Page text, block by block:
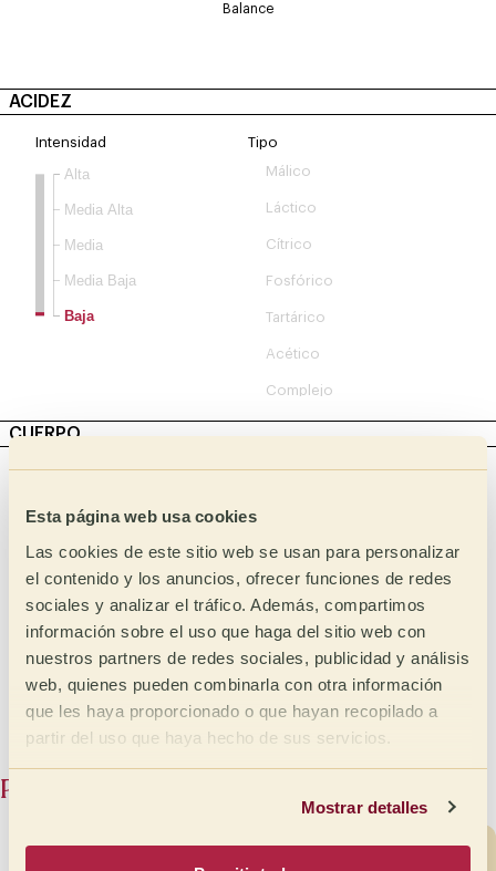
Esta página web usa cookies
Las cookies de este sitio web se usan para personalizar
el contenido y los anuncios, ofrecer funciones de redes
sociales y analizar el tráfico. Además, compartimos
información sobre el uso que haga del sitio web con
nuestros partners de redes sociales, publicidad y análisis
web, quienes pueden combinarla con otra información
que les haya proporcionado o que hayan recopilado a
partir del uso que haya hecho de sus servicios.
Mostrar detalles
Balance
ACIDEZ
Intensidad
Baja
Media Baja
Media
Media Alta
Alta
Tipo
Málico
Láctico
Cítrico
Fosfórico
Tartárico
Acético
Complejo
CUERPO
Intensidad
Medio ligero
Medio
Lleno
Táctil
Oleoso
Sirope
Aterciopelado
Sedoso
Productos similares